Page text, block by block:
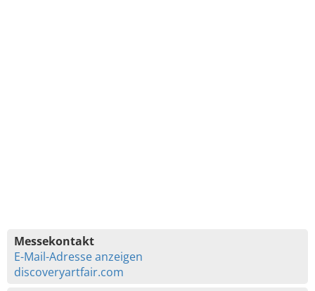
Messekontakt
E-Mail-Adresse anzeigen
discoveryartfair.com